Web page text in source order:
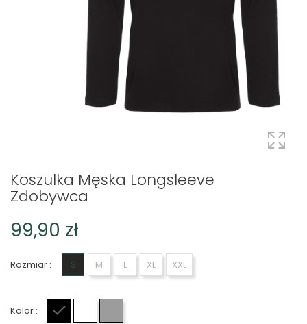
Koszulka Męska Longsleeve
Zdobywca
99,90 zł
Rozmiar : S M L XL XXL
Kolor :